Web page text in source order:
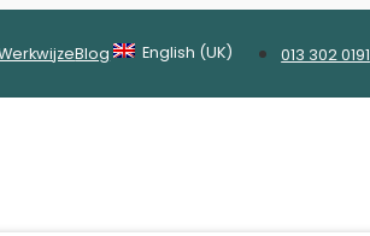
Blog English (UK) 013 302 0191